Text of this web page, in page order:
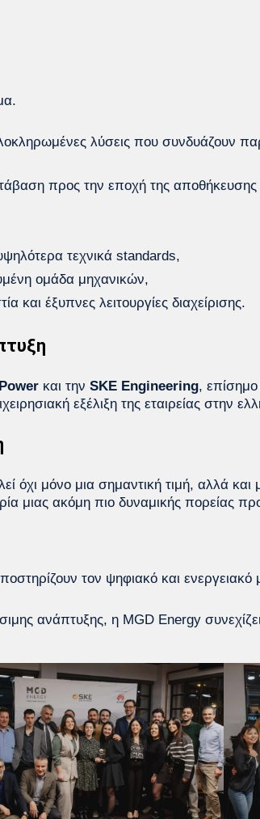
λύσεις που συνδυάζουν
προς την εποχή της αποθήκευσης
τεχνικά standards,
ομάδα μηχανικών,
και έξυπνες λειτουργίες διαχείρισης.
και την SKE Engineering, επίσημο
εξέλιξη της εταιρείας στην
όχι μόνο μια σημαντική τιμή, αλλά
μιας ακόμη πιο δυναμικής πορείας
τον ψηφιακό και
ανάπτυξης, η MGD Energy